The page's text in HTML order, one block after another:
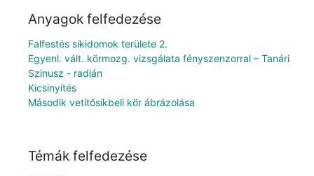
Anyagok felfedezése
Falfestés síkidomok területe 2.
Egyenl. vált. körmozg. vizsgálata fényszenzorral – Tanári
Szinusz - radián
Kicsinyítés
Második vetítősíkbeli kör ábrázolása
Témák felfedezése